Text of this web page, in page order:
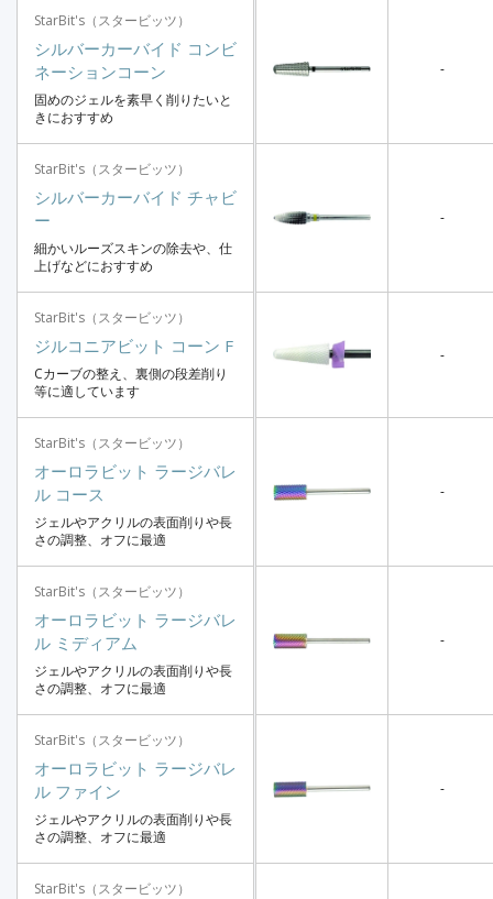
StarBit's（スタービッツ）
シルバーカーバイド コンビ
ネーションコーン
固めのジェルを素早く削りたいと
きにおすすめ
StarBit's（スタービッツ）
シルバーカーバイド チャビ
ー
細かいルーズスキンの除去や、仕
上げなどにおすすめ
StarBit's（スタービッツ）
ジルコニアビット コーン F
Cカーブの整え、裏側の段差削り
等に適しています
StarBit's（スタービッツ）
オーロラビット ラージバレ
ル コース
ジェルやアクリルの表面削りや長
さの調整、オフに最適
StarBit's（スタービッツ）
オーロラビット ラージバレ
ル ミディアム
ジェルやアクリルの表面削りや長
さの調整、オフに最適
StarBit's（スタービッツ）
オーロラビット ラージバレ
ル ファイン
ジェルやアクリルの表面削りや長
さの調整、オフに最適
StarBit's（スタービッツ）
-
-
-
-
-
-